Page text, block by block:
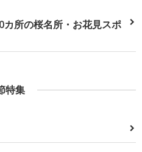
カ所の桜名所・お花見スポ
特集